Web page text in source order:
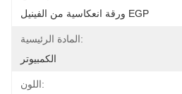
ورقة انعكاسية من الفينيل EGP
المادة الرئيسية:
الكمبيوتر
اللون: